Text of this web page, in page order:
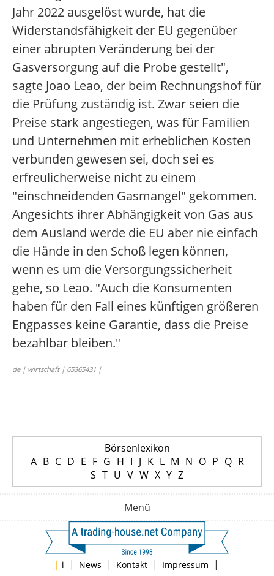
Jahr 2022 ausgelöst wurde, hat die
Widerstandsfähigkeit der EU gegenüber
einer abrupten Veränderung bei der
Gasversorgung auf die Probe gestellt",
sagte Joao Leao, der beim Rechnungshof für
die Prüfung zuständig ist. Zwar seien die
Preise stark angestiegen, was für Familien
und Unternehmen mit erheblichen Kosten
verbunden gewesen sei, doch sei es
erfreulicherweise nicht zu einem
"einschneidenden Gasmangel" gekommen.
Angesichts ihrer Abhängigkeit von Gas aus
dem Ausland werde die EU aber nie einfach
die Hände in den Schoß legen können,
wenn es um die Versorgungssicherheit
gehe, so Leao. "Auch die Konsumenten
haben für den Fall eines künftigen größeren
Engpasses keine Garantie, dass die Preise
bezahlbar bleiben."
de | wirtschaft | 65365431 |
Börsenlexikon
A B C D E F G H I J K L M N O P Q R
S T U V W X Y Z
Menü
| i | News | Kontakt | Impressum |